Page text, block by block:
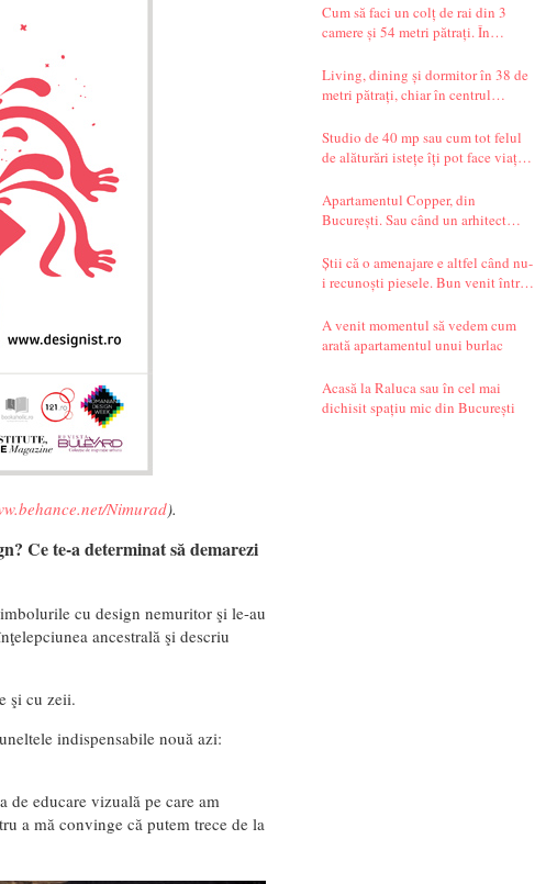
Cum să faci un colț de rai din 3
camere și 54 metri pătrați. În
Living, dining și dormitor în 38 de
metri pătrați, chiar în centrul
care te transportă departe, spre țările
nordice.
Studio de 40 mp sau cum tot felul
de alăturări istețe îți pot face viața
Apartamentul Copper, din
București. Sau când un arhitect
Știi că o amenajare e altfel când nu-
i recunoști piesele. Bun venit într-
A venit momentul să vedem cum
arată apartamentul unui burlac
Acasă la Raluca sau în cel mai
dichisit spațiu mic din București
Nimurad).
Ce te-a determinat să demarezi
cu design nemuritor şi le-au
ancestrală şi descriu
şi cu zeii.
indispensabile nouă azi:
de educare vizuală pe care am
a mă convinge că putem trece de la